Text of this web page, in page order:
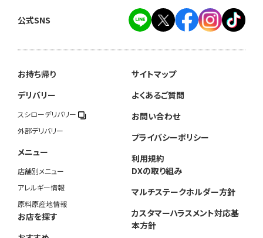
公式SNS
お持ち帰り
デリバリー
スシローデリバリー
外部デリバリー
メニュー
店舗別メニュー
アレルギー情報
原料原産地情報
お店を探す
サイトマップ
よくあるご質問
お問い合わせ
プライバシーポリシー
利用規約
DXの取り組み
マルチステークホルダー方針
カスタマーハラスメント対応基
本方針